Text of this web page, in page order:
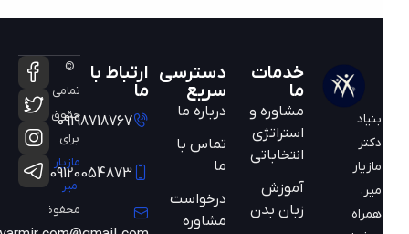
مازیار
همراه
خدمات
مشاوره و
استراتژی
انتخاباتی
آموزش
زبان بدن
دسترسی
سریع
درباره ما
تماس با
ما
درخواست
مشاوره
ارتباط با
09198718767
09120054873
©
تمامی
حقوق
محفوظ